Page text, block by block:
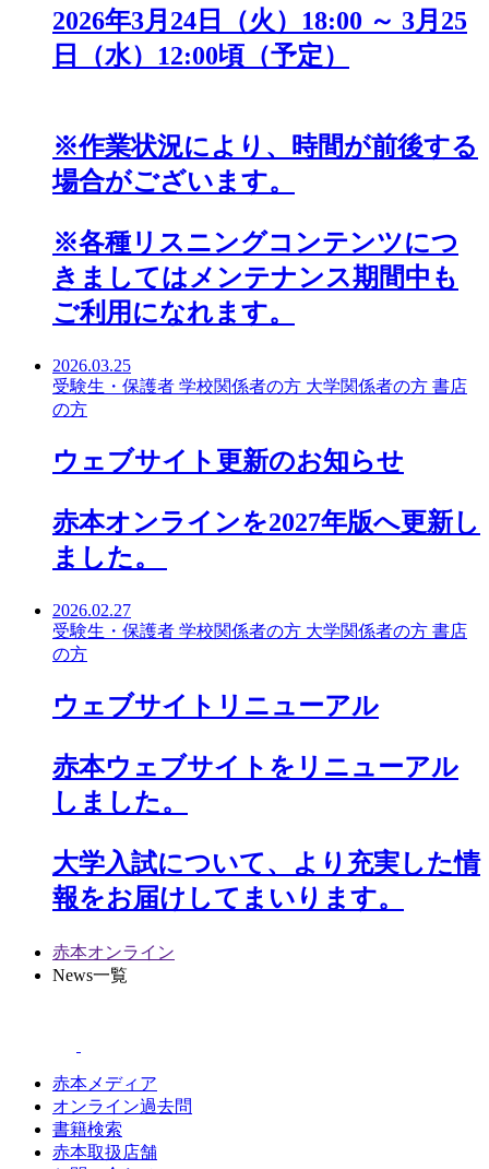
2026年3月24日（火）18:00 ～ 3月25
日（水）12:00頃（予定）
※作業状況により、時間が前後する
場合がございます。
※各種リスニングコンテンツにつ
きましてはメンテナンス期間中も
ご利用になれます。
2026.03.25
受験生・保護者 学校関係者の方 大学関係者の方 書店
の方
ウェブサイト更新のお知らせ
赤本オンラインを2027年版へ更新し
ました。
2026.02.27
受験生・保護者 学校関係者の方 大学関係者の方 書店
の方
ウェブサイトリニューアル
赤本ウェブサイトをリニューアル
しました。
大学入試について、より充実した情
報をお届けしてまいります。
赤本オンライン
News一覧
赤本メディア
オンライン過去問
書籍検索
赤本取扱店舗